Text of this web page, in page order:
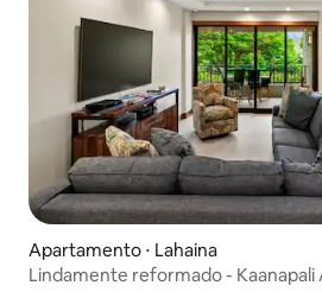
Apartamento ⋅ Lahaina
Lindamente reformado - Kaanapali